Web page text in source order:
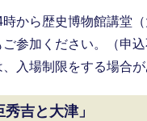
から歴史博物館講堂
参加ください。（申込
入場制限をする場合が
吉と大津」